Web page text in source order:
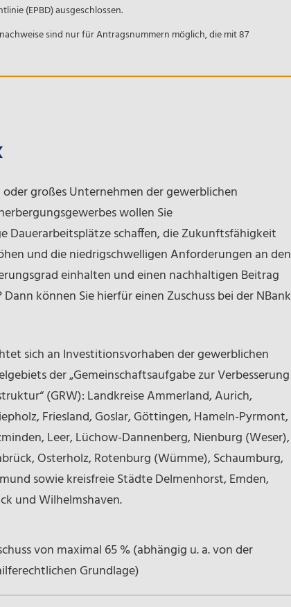
(EPBD) ausgeschlossen.
sind nur für Antragsnummern möglich, die mit 87
großes Unternehmen der gewerblichen
wollen Sie
Dauerarbeitsplätze schaffen, die Zukunftsfähigkeit
und die niedrigschwelligen Anforderungen an den
einhalten und einen nachhaltigen Beitrag
können Sie hierfür einen Zuschuss bei der NBank
sich an Investitionsvorhaben der gewerblichen
der „Gemeinschaftsaufgabe zur Verbesserung
(GRW): Landkreise Ammerland, Aurich,
Friesland, Goslar, Göttingen, Hameln-Pyrmont,
Leer, Lüchow-Dannenberg, Nienburg (Weser),
Osterholz, Rotenburg (Wümme), Schaumburg,
sowie kreisfreie Städte Delmenhorst, Emden,
und Wilhelmshaven.
von maximal 65 % (abhängig u. a. von der
Grundlage)